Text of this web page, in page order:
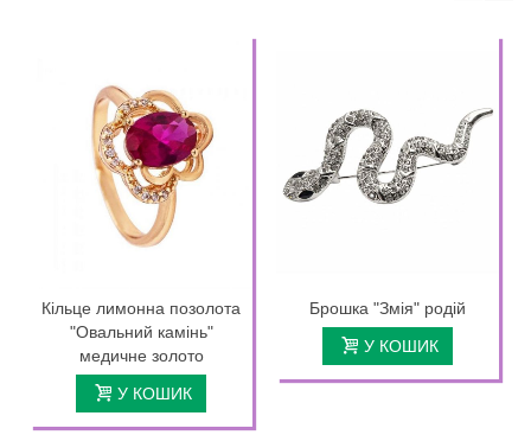
Кільце лимонна позолота
"Овальний камінь"
медичне золото
У КОШИК
Брошка "Змія" родій
У КОШИК